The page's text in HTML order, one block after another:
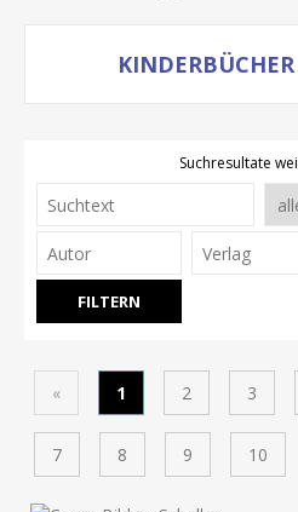
Suchresultate
« 1 2 3
7 8 9 10